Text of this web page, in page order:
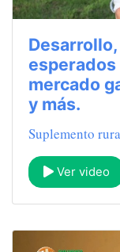
mercado
y más.
Suplemento
Ver video